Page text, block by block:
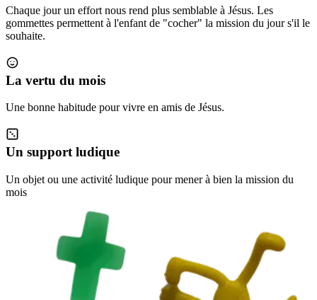
Chaque jour un effort nous rend plus semblable à Jésus. Les
gommettes permettent à l'enfant de "cocher" la mission du jour s'il le
souhaite.
La vertu du mois
Une bonne habitude pour vivre en amis de Jésus.
Un support ludique
Un objet ou une activité ludique pour mener à bien la mission du
mois